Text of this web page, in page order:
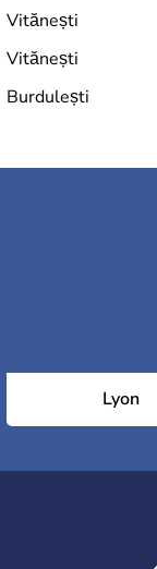
Vitănești
Vitănești
Burdulești
Lyon